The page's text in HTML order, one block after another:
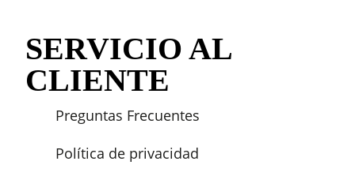
SERVICIO AL
CLIENTE
Preguntas Frecuentes
Política de privacidad